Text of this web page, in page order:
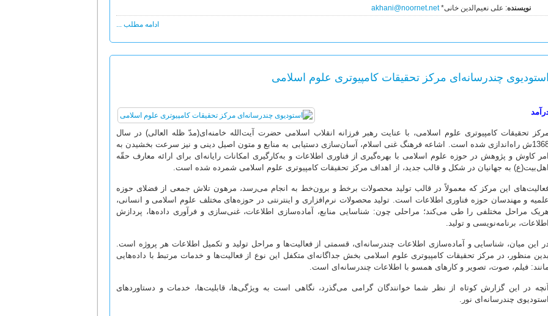
نویسنده: علی نعیم‌الدین خانی*akhani@noornet.net
ادامه مطلب ...
استودیوی چندرسانه‌ای مرکز تحقیقات کامپیوتری علوم اسلامی
مرکز تحقیقات کامپیوتری علوم اسلامی، با عنایت رهبر فرزانه انقلاب اسلامی حضرت آیت‌الله خامنه‌ای(مدّ ظله العالی) در سال
1368ش راه‌اندازی شده است. اشاعه فرهنگ غنی اسلام، آسان‌سازی دستیابی به منابع و متون اصیل دینی و نیز سرعت بخشیدن به
امر کاوش و پژوهش در حوزه علوم اسلامی با بهره‌گیری از فناوری اطلاعات و به‌کارگیری امکانات رایانه‌ای برای ارائه معارف حقّه
اهل‌بیت(ع) به جهانیان در شکل و قالب جدید، از اهداف مرکز تحقیقات کامپیوتری علوم اسلامی شمرده شده است.
این مرکز که معمولاً در قالب تولید محصولات برخط و برون‌خط به انجام می‌رسد، مرهون تلاش جمعی از فضلای حوزه
علمیه و مهندسان حوزه فناوری اطلاعات است. تولید محصولات نرم‌افزاری و اینترنتی در حوزه‌های مختلف علوم اسلامی و انسانی،
هریک مراحل مختلفی را طی می‌کند؛ مراحلی چون: شناسایی منابع، آماده‌سازی اطلاعات، غنی‌سازی و فرآوری داده‌ها، پردازش
اطلاعات، برنامه‌نویسی و تولید.
در این میان، شناسایی و آماده‌سازی اطلاعات چندرسانه‌ای، قسمتی از فعالیت‌ها و مراحل تولید و تکمیل اطلاعات هر پروژه است.
بدین منظور، در مرکز تحقیقات کامپیوتری علوم اسلامی بخش جداگانه‌ای متکفل این نوع از فعالیت‌ها و خدمات مرتبط با داده‌هایی
مانند: فیلم، صوت، تصویر و کارهای همسو با اطلاعات چندرسانه‌ای است.
آنچه در این گزارش کوتاه از نظر شما خوانندگان گرامی می‌گذرد، نگاهی است به ویژگی‌ها، قابلیت‌ها، خدمات و دستاوردهای
استودیوی چندرسانه‌ای نور.